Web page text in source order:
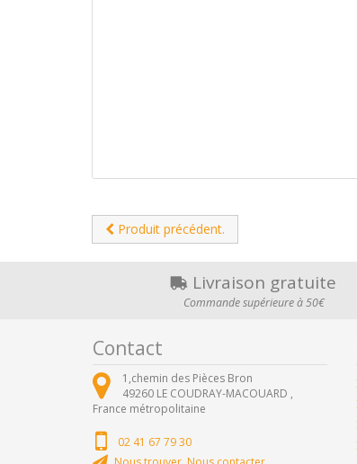
Produit précédent.
Livraison gratuite
Commande supérieure à 50€
Contact
1,chemin des Pièces Bron
49260 LE COUDRAY-MACOUARD ,
France métropolitaine
02 41 67 79 30